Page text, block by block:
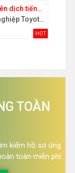
Hành chính nhân sự kiêm phiên dịch tiếng Nhật
Công ty TNHH Thiết bị Công nghiệp Toyota Việt Nam
HOT
TOÀN
kiếm hồ sơ ứng
toàn miễn phí.